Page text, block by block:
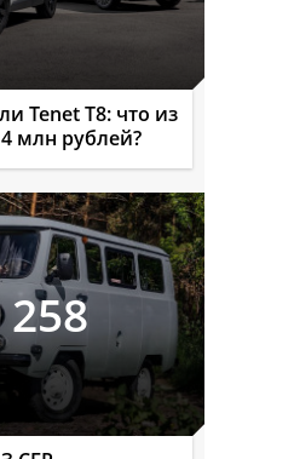
Tenet T8: что из
млн рублей?
258